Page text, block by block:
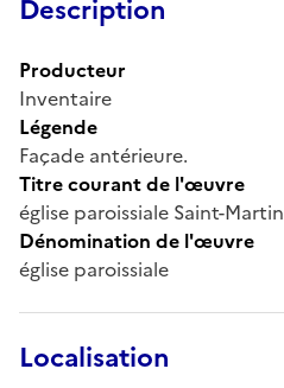
Description
Producteur
Inventaire
Légende
Façade antérieure.
Titre courant de l'œuvre
église paroissiale Saint-Martin
Dénomination de l'œuvre
église paroissiale
Localisation